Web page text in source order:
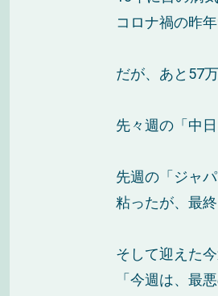
コロナ禍の昨
だが、あと57
先々週の「中
先週の「ジャ
粘ったが、最
そして迎えた
「今週は、最